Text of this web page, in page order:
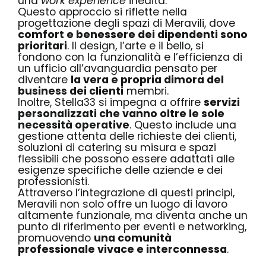
Questo approccio si riflette nella
progettazione degli spazi di Meravili, dove
comfort e benessere dei dipendenti sono
prioritari. Il design, l’arte e il bello, si
fondono con la funzionalità e l’efficienza di
un ufficio all’avanguardia pensato per
diventare la vera e propria dimora del
business dei clienti membri.
Inoltre, Stella33 si impegna a offrire servizi
personalizzati che vanno oltre le sole
necessità operative. Questo include una
gestione attenta delle richieste dei clienti,
soluzioni di catering su misura e spazi
flessibili che possono essere adattati alle
esigenze specifiche delle aziende e dei
professionisti.
Attraverso l’integrazione di questi principi,
Meravili non solo offre un luogo di lavoro
altamente funzionale, ma diventa anche un
punto di riferimento per eventi e networking,
promuovendo una comunità
professionale vivace e interconnessa.